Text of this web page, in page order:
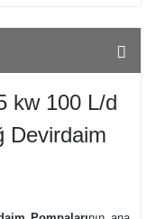
kw 100 L/d
Devirdaim